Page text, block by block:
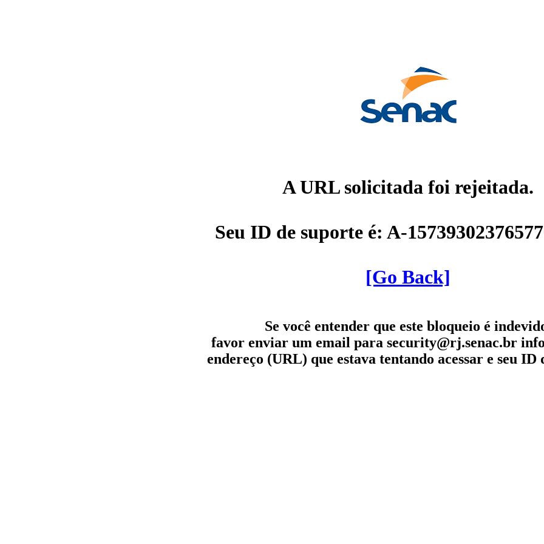
A URL solicitada foi rejeitada.
Seu ID de suporte é: A-
[Go Back]
Se você entender que este bloqueio é
favor enviar um email para security@rj.senac.br
endereço (URL) que estava tentando acessar e seu ID